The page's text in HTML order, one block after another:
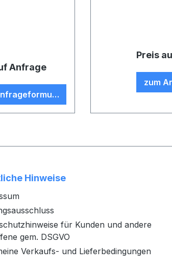
Anfrage
Preis
zum
Hinweise
für Kunden und andere
gem. DSGVO
Verkaufs- und Lieferbedingungen